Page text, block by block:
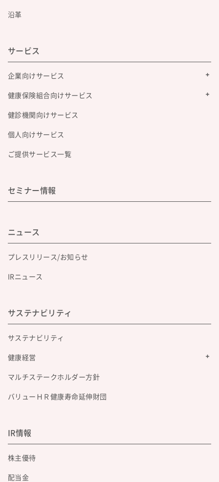
沿革
サービス
企業向けサービス
健康保険組合向けサービス
健診機関向けサービス
個人向けサービス
ご提供サービス一覧
セミナー情報
ニュース
プレスリリース/お知らせ
IRニュース
サステナビリティ
サステナビリティ
健康経営
マルチステークホルダー方針
バリューＨＲ健康寿命延伸財団
IR情報
株主優待
配当金